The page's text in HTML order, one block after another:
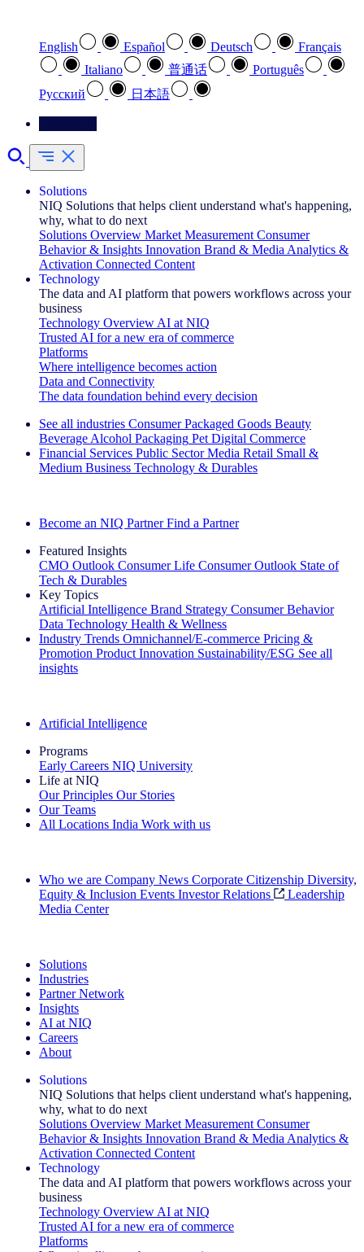
English Español Deutsch
Français
Italiano
普通话
Português
Pусский
日本語
Solutions
NIQ Solutions that helps client understand what's happening,
why, what to do next
Solutions Overview Market Measurement Consumer
Behavior & Insights Innovation Brand & Media Analytics &
Activation Connected Content
Technology
The data and AI platform that powers workflows across your
business
Technology Overview AI at NIQ
Trusted AI for a new era of commerce
Platforms
Where intelligence becomes action
Data and Connectivity
The data foundation behind every decision
See all industries Consumer Packaged Goods Beauty
Beverage Alcohol Packaging Pet Digital Commerce
Financial Services Public Sector Media Retail Small &
Medium Business Technology & Durables
Become an NIQ Partner Find a Partner
Featured Insights
CMO Outlook Consumer Life Consumer Outlook State of
Tech & Durables
Key Topics
Artificial Intelligence Brand Strategy Consumer Behavior
Data Technology Health & Wellness
Industry Trends Omnichannel/E-commerce Pricing &
Promotion Product Innovation Sustainability/ESG See all
insights
Artificial Intelligence
Programs
Early Careers NIQ University
Life at NIQ
Our Principles Our Stories
Our Teams
All Locations India Work with us
Who we are Company News Corporate Citizenship Diversity,
Equity & Inclusion Events Investor Relations
Leadership
Media Center
Solutions
Industries
Partner Network
Insights
AI at NIQ
Careers
About
Solutions
NIQ Solutions that helps client understand what's happening,
why, what to do next
Solutions Overview Market Measurement Consumer
Behavior & Insights Innovation Brand & Media Analytics &
Activation Connected Content
Technology
The data and AI platform that powers workflows across your
business
Technology Overview AI at NIQ
Trusted AI for a new era of commerce
Platforms